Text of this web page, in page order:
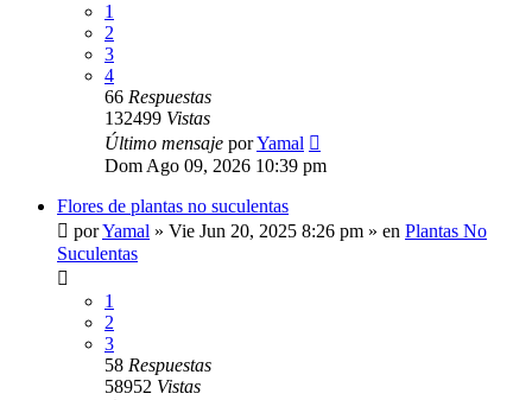
1
2
3
4
66 Respuestas
132499 Vistas
Último mensaje porYamal
Dom Ago 09, 2026 10:39 pm
Flores de plantas no suculentas
porYamal » Vie Jun 20, 2025 8:26 pm » en Plantas No
Suculentas
1
2
3
58 Respuestas
58952 Vistas